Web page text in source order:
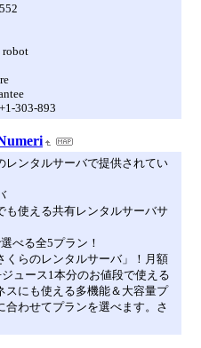
robot
303-893
レンタルサーバで提供されてい
も使える共有レンタルサーバサ
べる全5プラン！
くらのレンタルサーバ」！月額
ュース1本分のお値段で使える
スにも使える多機能＆大容量プ
合わせてプランを選べます。さ